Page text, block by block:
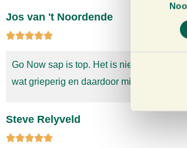
e
m
Jos van 't Noordende
Go Now sap is top. Het is niet alleen erg
wat grieperig en daardoor minder fit was,
Steve Relyveld